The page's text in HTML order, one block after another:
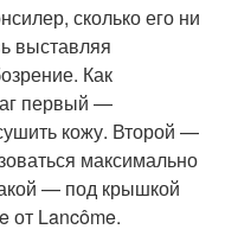
сколько его ни
выставляя
Как
первый —
кожу. Второй —
максимально
— под крышкой
от Lancôme.